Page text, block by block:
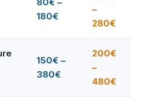
180€
–
280€
150€ –
380€
200€
–
480€